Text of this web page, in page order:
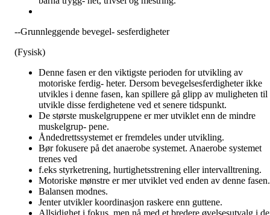
--Grunnleggende bevegel- sesferdigheter
(Fysisk)
Denne fasen er den viktigste perioden for utvikling av
motoriske ferdig- heter. Dersom bevegelsesferdigheter ikke
utvikles i denne fasen, kan spillere gå glipp av muligheten til
utvikle disse ferdighetene ved et senere tidspunkt.
De største muskelgruppene er mer utviklet enn de mindre
muskelgrup- pene.
Åndedrettssystemet er fremdeles under utvikling.
Bør fokusere på det anaerobe systemet. Anaerobe systemet
trenes ved
f.eks styrketrening, hurtighetsstrening eller intervalltrening.
Motoriske mønstre er mer utviklet ved enden av denne fasen.
Balansen modnes.
Jenter utvikler koordinasjon raskere enn guttene.